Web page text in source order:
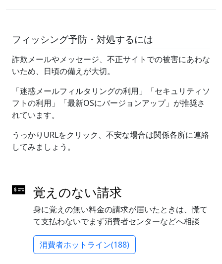
フィッシング予防・対処するには
詐欺メールやメッセージ、不正サイトでの被害にあわな
いため、日頃の備えが大切。
「迷惑メールフィルタリングの利用」「セキュリティソ
フトの利用」「最新OSにバージョンアップ」が推奨さ
れています。
うっかりURLをクリック、不安な場合は関係各所に連絡
してみましょう。
覚えのない請求
身に覚えの無い料金の請求が届いたときは、慌て
て支払わないでまず消費者センターなどへ相談
消費者ホットライン(188)